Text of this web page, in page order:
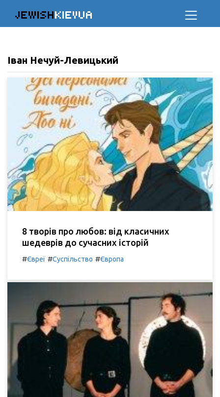
JEWISHKIEVUA
Іван Нечуй-Левицький
8 творів про любов: від класичних
шедеврів до сучасних історій
#Євреї #Суспільство #Європа